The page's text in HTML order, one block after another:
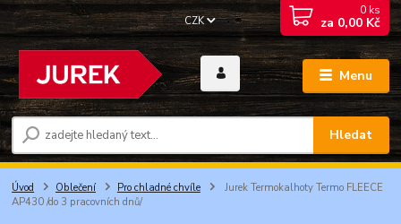
Menu
CZK
Hledat
0 ks
za 0,00 Kč
Úvod Oblečení Pro chladné chvíle
Jurek Termokalhoty Termo FLEECE
AP430 /do 3 pracovních dnů/